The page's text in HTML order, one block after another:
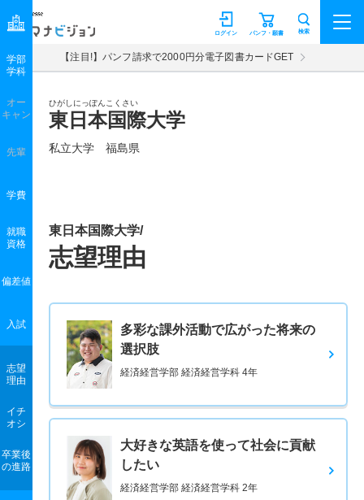
マナビジョン パンフ・願書
ログイン 検索
【注目!】パンフ請求で2000円分電子図書カードGET
ひがしにっぽんこくさい
東日本国際大学
私立大学 福島県
学部
学科
オー
キャン
先輩
学費
就職
資格
偏差値
入試
志望
理由
イチ
オシ
卒業後
の進路
東日本国際大学/
志望理由
多彩な課外活動で広がった将来の
選択肢
経済経営学部 経済経営学科 4年
大好きな英語を使って社会に貢献
したい
経済経営学部 経済経営学科 2年